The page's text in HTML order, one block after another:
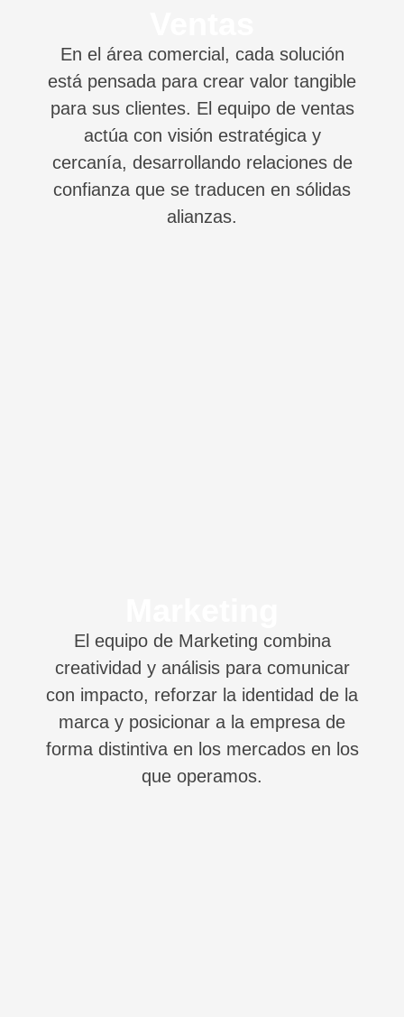
En el área comercial, cada solución
está pensada para crear valor tangible
para sus clientes. El equipo de ventas
actúa con visión estratégica y
cercanía, desarrollando relaciones de
confianza que se traducen en sólidas
alianzas.
El equipo de Marketing combina
creatividad y análisis para comunicar
con impacto, reforzar la identidad de la
marca y posicionar a la empresa de
forma distintiva en los mercados en los
que operamos.